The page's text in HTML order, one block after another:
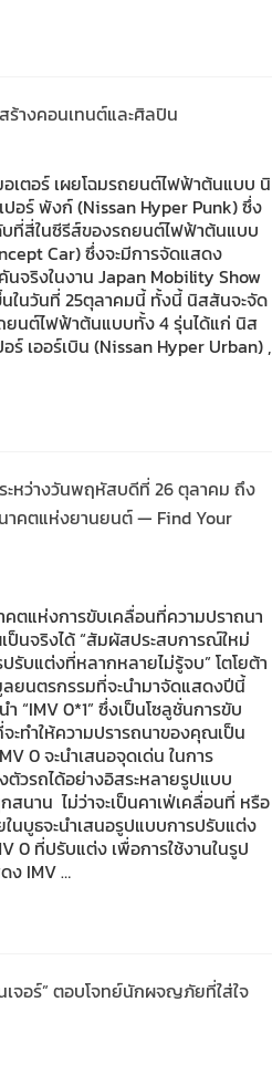
างคอนเทนต์และศิลปิน
เตอร์ เผยโฉมรถยนต์ไฟฟ้าต้นแบบ นิ
ปอร์ พังก์ (Nissan Hyper Punk) ซึ่ง
บที่สี่ในซีรีส์ของรถยนต์ไฟฟ้าต้นแบบ
Car) ซึ่งจะมีการจัดแสดง
จริงในงาน Japan Mobility Show
ในวันที่ 25ตุลาคมนี้ ทั้งนี้ นิสสันจะจัด
ยนต์ไฟฟ้าต้นแบบทั้ง 4 รุ่นได้แก่ นิส
ร์ เออร์เบิน (Nissan Hyper Urban) ,
ระหว่างวันพฤหัสบดีที่ 26 ตุลาคม ถึง
าคตแห่งยานยนต์ — Find Your
ตแห่งการขับเคลื่อนที่ความปราถนา
นจริงได้ “สัมผัสประสบการณ์ใหม่
รับแต่งที่หลากหลายไม่รู้จบ” โตโยต้า
ลยนตรกรรมที่จะนำมาจัดแสดงปีนี้
ำ “IMV 0*1” ซึ่งเป็นโซลูชั่นการขับ
ะทำให้ความปรารถนาของคุณเป็น
0 จะนำเสนอจุดเด่น ในการ
วรถได้อย่างอิสระหลายรูปแบบ
นาน ไม่ว่าจะเป็นคาเฟ่เคลื่อนที่ หรือ
นบูธจะนำเสนอรูปแบบการปรับแต่ง
0 ที่ปรับแต่ง เพื่อการใช้งานในรูป
ง IMV …
จอร์” ตอบโจทย์นักผจญภัยที่ใส่ใจ